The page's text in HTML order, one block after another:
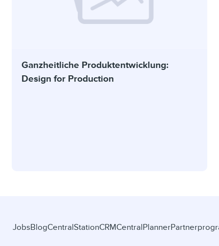
Ganzheitliche Produktentwicklung:
Design for Production
JobsBlogCentralStationCRMCentralPlanner